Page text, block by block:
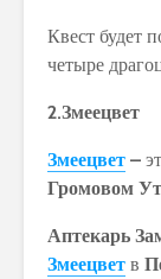
Квест будет
четыре
2.Змеецвет
Змеецвет –
Громовом
Аптекарь
Змеецвет в